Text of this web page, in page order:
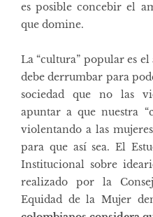
es posible concebir el
que domine.
La “cultura” popular es
debe derrumbar para
sociedad que no las
apuntar a que nuestra
violentando a las
para que así sea. El
Institucional sobre
realizado por la
Equidad de la Mujer